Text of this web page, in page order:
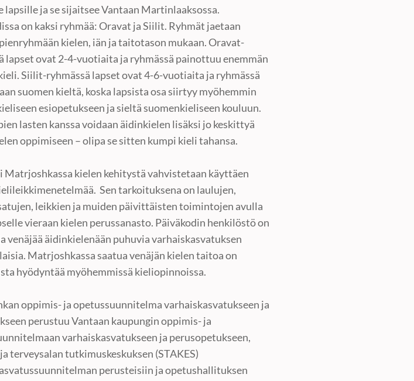
ja se sijaitsee Vantaan Martinlaaksossa.
on kaksi ryhmää: Oravat ja Siilit. Ryhmät jaetaan
kielen, iän ja taitotason mukaan. Oravat-
lapset ovat 2-4-vuotiaita ja ryhmässä painottuu enemmän
Siilit-ryhmässä lapset ovat 4-6-vuotiaita ja ryhmässä
suomen kieltä, koska lapsista osa siirtyy myöhemmin
esiopetukseen ja sieltä suomenkieliseen kouluun.
lasten kanssa voidaan äidinkielen lisäksi jo keskittyä
oppimiseen – olipa se sitten kumpi kieli tahansa.
Matrjoshkassa kielen kehitystä vahvistetaan käyttäen
Sen tarkoituksena on laulujen,
leikkien ja muiden päivittäisten toimintojen avulla
vieraan kielen perussanasto. Päiväkodin henkilöstö on
venäjää äidinkielenään puhuvia varhaiskasvatuksen
Matrjoshkassa saatua venäjän kielen taitoa on
hyödyntää myöhemmissä kieliopinnoissa.
oppimis- ja opetussuunnitelma varhaiskasvatukseen ja
perustuu Vantaan kaupungin oppimis- ja
varhaiskasvatukseen ja perusopetukseen,
terveysalan tutkimuskeskuksen (STAKES)
perusteisiin ja opetushallituksen